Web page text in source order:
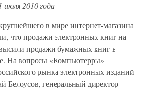
июля 2010 года
в мире интернет-магазина
что продажи электронных книг на
продажи бумажных книг в
На вопросы «Компьютерры»
рынка электронных изданий
Белоусов, генеральный директор